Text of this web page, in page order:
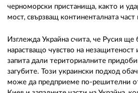
черноморски пристанища, както и
мост, свързващ континенталната
Изглежда Украйна счита, че Русия ще
нарастващо чувство на
запита дали териториалните
загубите. Този украински подход
може да предприеме по-решителни